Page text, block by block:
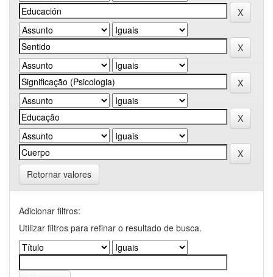
Retornar valores
Adicionar filtros:
Utilizar filtros para refinar o resultado de busca.